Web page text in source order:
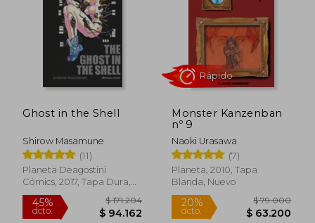
20% $ 105.000
$ 84.000
45%
dcto.
Ghost in the Shell
Shirow Masamune
(11)
Planeta Deagostini
Cómics, 2017, Tapa Dura,
Nuevo
Monster Kanzenban
nº 9
Naoki Urasawa
(7)
Planeta, 2010, Tapa
Blanda, Nuevo